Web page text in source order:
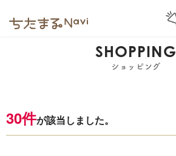
SHOPPING
ショッピング
30件が該当しました。